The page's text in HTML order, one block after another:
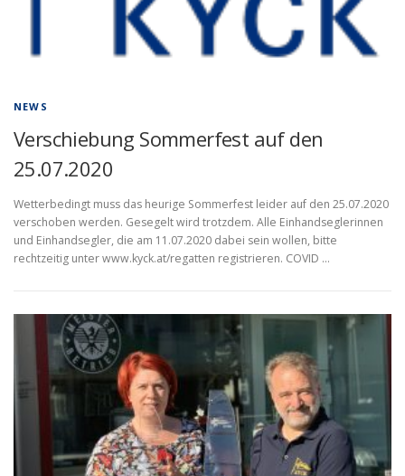
NEWS
Verschiebung Sommerfest auf den
25.07.2020
Wetterbedingt muss das heurige Sommerfest leider auf den 25.07.2020
verschoben werden. Gesegelt wird trotzdem. Alle Einhandseglerinnen
und Einhandsegler, die am 11.07.2020 dabei sein wollen, bitte
rechtzeitig unter www.kyck.at/regatten registrieren. COVID …